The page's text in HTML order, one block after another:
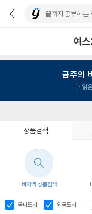
예
금주의
다 읽
상품검색
바이백 상품검색
국내도서 외국도서